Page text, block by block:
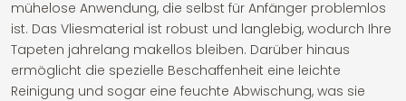
mühelose Anwendung, die selbst für Anfänger problemlos
ist. Das Vliesmaterial ist robust und langlebig, wodurch Ihre
Tapeten jahrelang makellos bleiben. Darüber hinaus
ermöglicht die spezielle Beschaffenheit eine leichte
Reinigung und sogar eine feuchte Abwischung, was sie